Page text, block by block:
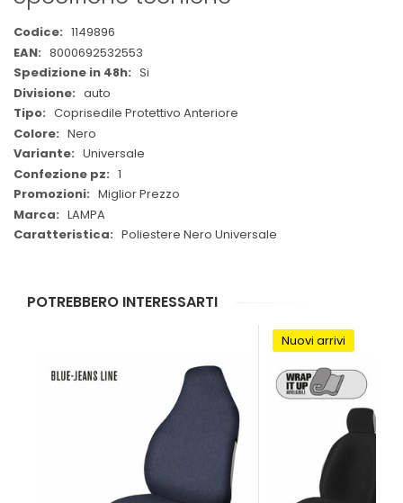
Maggiori
Informazioni
1149896
8000692532553
Si
auto
Coprisedile Protettivo Anteriore
Nero
Universale
1
Miglior Prezzo
LAMPA
Poliestere Nero Universale
POTREBBERO INTERESSARTI
Nuovi arrivi